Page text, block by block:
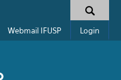
busca
Webmail IFUSP Login